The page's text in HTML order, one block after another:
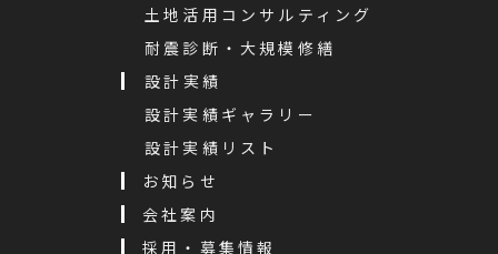
土地活用コンサルティング
耐震診断・大規模修繕
設計実績
設計実績ギャラリー
設計実績リスト
お知らせ
会社案内
採用・募集情報